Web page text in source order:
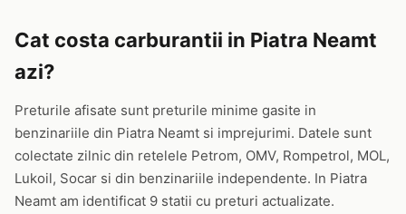
Cat costa carburantii in Piatra Neamt
azi?
Preturile afisate sunt preturile minime gasite in
benzinariile din Piatra Neamt si imprejurimi. Datele sunt
colectate zilnic din retelele Petrom, OMV, Rompetrol, MOL,
Lukoil, Socar si din benzinariile independente. In Piatra
Neamt am identificat 9 statii cu preturi actualizate.